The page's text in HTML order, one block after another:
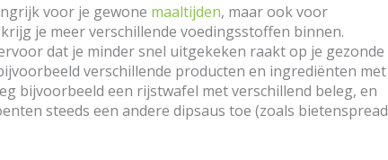
voor je gewone maaltijden, maar ook voor
je meer verschillende voedingsstoffen binnen.
dat je minder snel uitgekeken raakt op je gezonde
verschillende producten en ingrediënten met
bijvoorbeeld een rijstwafel met verschillend beleg, en
steeds een andere dipsaus toe (zoals bietenspread